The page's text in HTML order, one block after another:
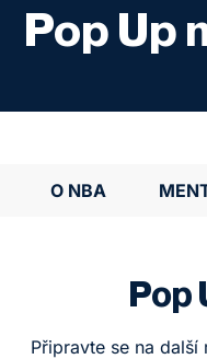
Pop Up
O NBA
Pop
Připravte se na další